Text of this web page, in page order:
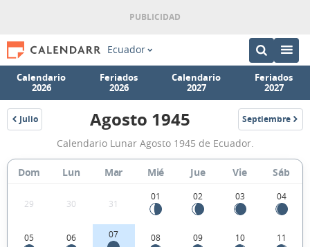
Ecuador
Calendario
2026
Feriados
2026
Calendario
2027
Feriados
2027
Julio
1945
Calendario
Lunar
Agosto
1945
de
Ecuador.
Agosto 1945 Septiembre
1945
Calendario Lunar Agosto 1945 de Ecuador.
Dom Lun Mar Mié Jue Vie Sáb
29 30 31
01 02 03 04
05 06 07 08 09 10 11